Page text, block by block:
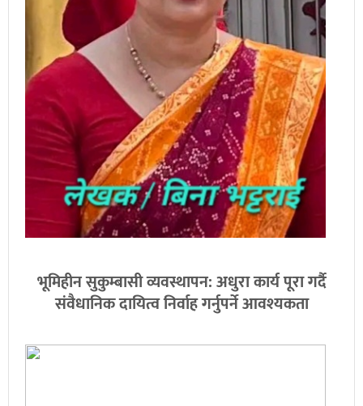
भूमिहीन सुकुम्बासी व्यवस्थापन: अधुरा कार्य पूरा गर्दै
संवैधानिक दायित्व निर्वाह गर्नुपर्ने आवश्यकता